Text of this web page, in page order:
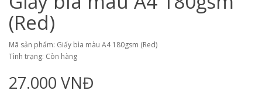
(Red)
Mã sản phẩm: Giấy bìa màu A4 180gsm (Red)
Tình trạng: Còn hàng
27.000 VNĐ